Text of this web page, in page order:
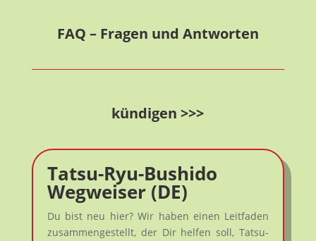
FAQ – Fragen und Antworten
kündigen >>>
Tatsu-Ryu-Bushido
Wegweiser (DE)
Du bist neu hier? Wir haben einen Leitfaden
zusammengestellt, der Dir helfen soll, Tatsu-